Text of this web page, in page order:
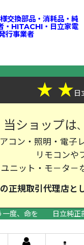
交換部品・消耗品・純
・HITACHI・日立家電
行事業者
★ ★日
当ショップは
コン・照明・電子
リモコンや
ニット・モ－タ－
正規取引代理店
一度、命を
日立純